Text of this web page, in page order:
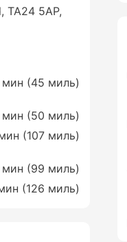
TA24 5AP,
мин (45 миль)
мин (50 миль)
(107 миль)
(99 миль)
(126 миль)